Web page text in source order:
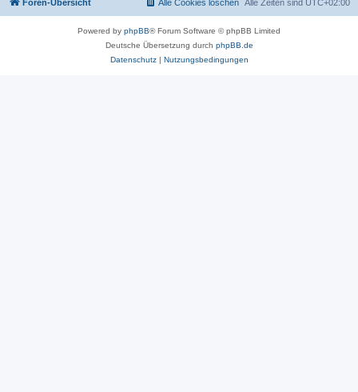
Foren-Übersicht Alle Zeiten sind UTC+02:00
Alle Cookies löschen
Powered by phpBB® Forum Software © phpBB Limited
Deutsche Übersetzung durch phpBB.de
Datenschutz| Nutzungsbedingungen